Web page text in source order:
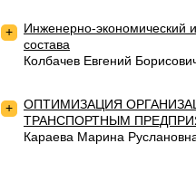
+
Инженерно-экономический
состава
Колбачев Евгений
+
ОПТИМИЗАЦИЯ
ТРАНСПОРТНЫМ
Караева Марина